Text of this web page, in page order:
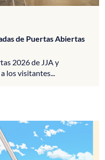
de Puertas Abiertas
2026 de JJA y
los visitantes...